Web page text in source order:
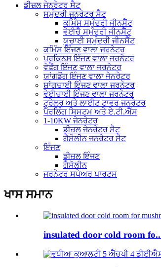
ਡੀਜ਼ਲ ਜੇਨਰੇਟਰ ਸੈਟ
ਸਮੁੰਦਰੀ ਜਨਰੇਟਰ ਸੈਟ
ਕਮਿੰਸ ਸਮੁੰਦਰੀ ਜੀਨਸੈੱਟ
ਵੇਈਚੈ ਸਮੁੰਦਰੀ ਜੀਨਸੈੱਟ
ਯੂਚਾਈ ਸਮੁੰਦਰੀ ਜੀਨਸੈੱਟ
ਕਮਿੰਸ ਇੰਜਣ ਵਾਲਾ ਜਰਨੇਟਰ
ਪਰਕਿਨਸ ਇੰਜਣ ਵਾਲਾ ਜਰਨੇਟਰ
ਵੇਫੈਂਗ ਇੰਜਣ ਵਾਲਾ ਜਰਨੇਟਰ
ਯਾਂਗਡੋਂਗ ਇੰਜਣ ਵਾਲਾ ਜੇਨਰੇਟਰ
ਸ਼ਾਂਗਚਾਈ ਇੰਜਣ ਵਾਲਾ ਜਰਨੇਟਰ
ਵੇਈਚਾਈ ਇੰਜਣ ਵਾਲਾ ਜਰਨੇਟਰ
ਟ੍ਰੇਲਰ ਅਤੇ ਲਾਈਟ ਟਾਵਰ ਜਨਰੇਟਰ
ਪੈਰਲਿੰਗ ਸਿਸਟਮ ਅਤੇ ਏ.ਟੀ.ਐੱਸ
1-10KW ਜੇਨਰੇਟਰ
ਡੀਜ਼ਲ ਜੇਨਰੇਟਰ ਸੈਟ
ਗੈਸੋਲੀਨ ਜਨਰੇਟਰ ਸੈਟ
ਇੰਜਣ
ਡੀਜ਼ਲ ਇੰਜਣ
ਗੈਸੋਲੀਨ
ਜਰਨੇਟਰ ਸਪੇਅਰ ਪਾਰਟਸ
ਖਾਸ ਸਮਾਨ
insulated door cold room